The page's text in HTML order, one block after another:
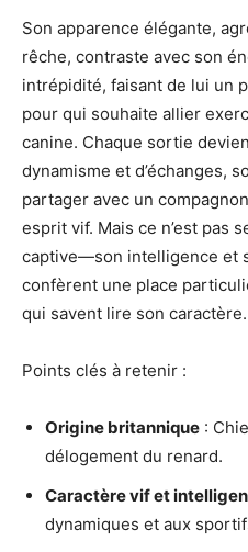
Son apparence élégante,
rêche, contraste avec son
intrépidité, faisant de lui un
pour qui souhaite allier
canine. Chaque sortie
dynamisme et d’échanges,
partager avec un
esprit vif. Mais ce n’est pas
captive—son intelligence et
confèrent une place
qui savent lire son caractère.
Points clés à retenir :
Origine britannique :
délogement du renard.
Caractère vif et
dynamiques et aux